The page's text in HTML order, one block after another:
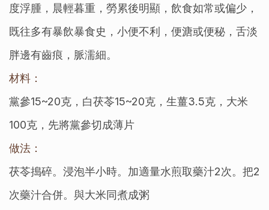
度浮腫，晨輕暮重，勞累後明顯，飲食如常或偏少，
既往多有暴飲暴食史，小便不利，便溏或便秘，舌淡
胖邊有齒痕，脈濡細。
材料：
黨參15~20克，白茯苓15~20克，生薑3.5克，大米
100克，先將黨參切成薄片
做法：
茯苓搗碎。浸泡半小時。加適量水煎取藥汁2次。把2
次藥汁合併。與大米同煮成粥